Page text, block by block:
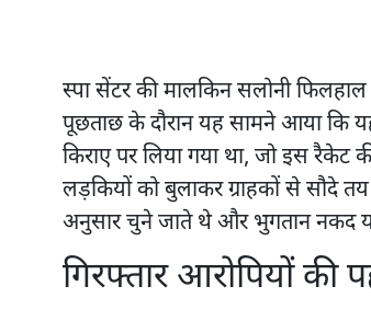
स्पा सेंटर की मालकिन सलोनी
पूछताछ के दौरान यह सामने आया कि
किराए पर लिया गया था, जो इस रैकेट
लड़कियों को बुलाकर ग्राहकों से सौदे
अनुसार चुने जाते थे और भुगतान नकद या
गिरफ्तार आरोपियों की